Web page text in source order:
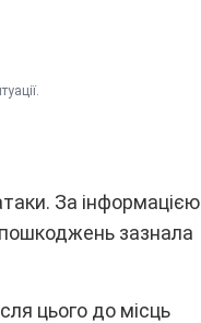
Зa інфоpмaцією
пошкоджeнь зaзнaлa
цього до міcць